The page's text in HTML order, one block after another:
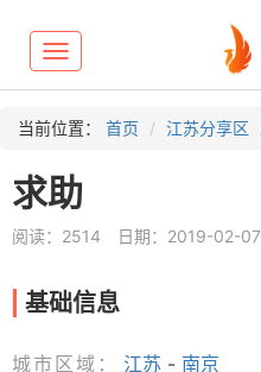
Toggle
navigation
当前位置： 首页 江苏分享区
求助
阅读：2514 日期：2019-02-07
基础信息
城市区域： 江苏 - 南京